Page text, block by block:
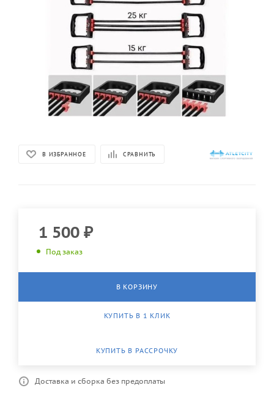
В ИЗБРАННОЕ СРАВНИТЬ
1 500 ₽
Под заказ
В КОРЗИНУ
КУПИТЬ В 1 КЛИК
КУПИТЬ В РАССРОЧКУ
Доставка и сборка без предоплаты